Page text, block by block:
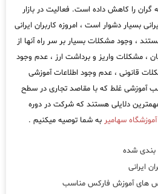
گران را کاهش داده است. فعالیت در بازار
بسیار دشوار است ، امروزه کاربران ایرانی
، وجود مشکلات بسیار بر سر راه آنها از
، مشکلات واریز و برداشت ارز ، عدم وجود
قانونی ، عدم وجود اطلاعات آموزشی
آموزشی غلط که با مقاصد تجاری در سطح
دلایلی هستند که شرکت در دوره
آموزشگاه سهامیر به شما توصیه میکنیم .
بندی شده
ایرانی
های آموزش فارکس مناسب